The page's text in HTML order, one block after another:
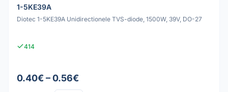
1-5KE39A
Diotec 1-5KE39A Unidirectionele TVS-diode, 1500W, 39V, DO-27
414
0.40€ – 0.56€